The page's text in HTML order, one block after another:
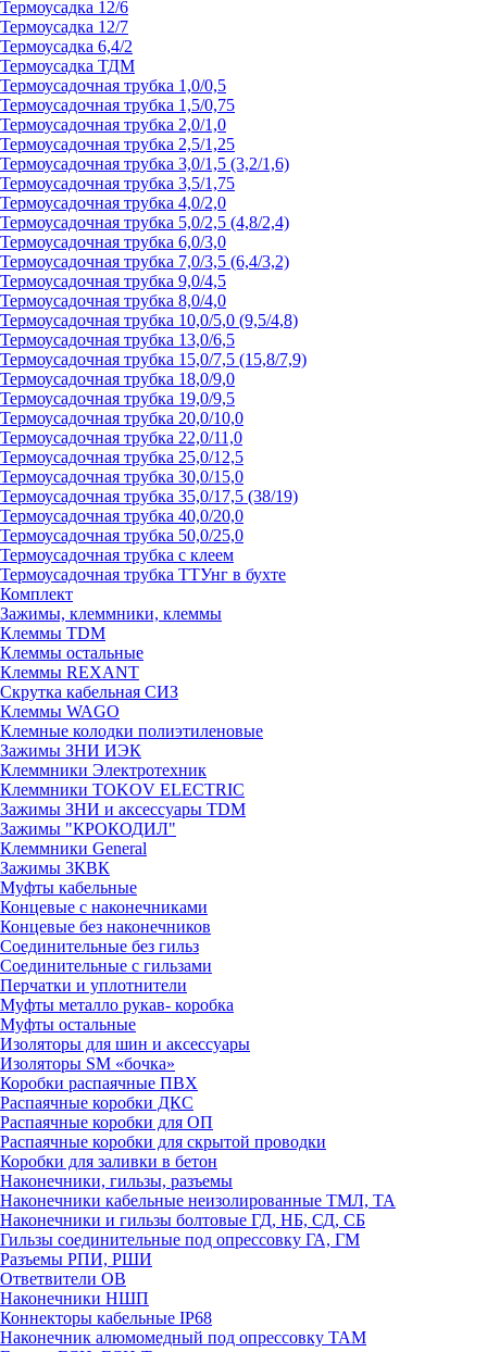
Термоусадка 12/6
Термоусадка 12/7
Термоусадка 6,4/2
Термоусадка ТДМ
Термоусадочная трубка 1,0/0,5
Термоусадочная трубка 1,5/0,75
Термоусадочная трубка 2,0/1,0
Термоусадочная трубка 2,5/1,25
Термоусадочная трубка 3,0/1,5 (3,2/1,6)
Термоусадочная трубка 3,5/1,75
Термоусадочная трубка 4,0/2,0
Термоусадочная трубка 5,0/2,5 (4,8/2,4)
Термоусадочная трубка 6,0/3,0
Термоусадочная трубка 7,0/3,5 (6,4/3,2)
Термоусадочная трубка 9,0/4,5
Термоусадочная трубка 8,0/4,0
Термоусадочная трубка 10,0/5,0 (9,5/4,8)
Термоусадочная трубка 13,0/6,5
Термоусадочная трубка 15,0/7,5 (15,8/7,9)
Термоусадочная трубка 18,0/9,0
Термоусадочная трубка 19,0/9,5
Термоусадочная трубка 20,0/10,0
Термоусадочная трубка 22,0/11,0
Термоусадочная трубка 25,0/12,5
Термоусадочная трубка 30,0/15,0
Термоусадочная трубка 35,0/17,5 (38/19)
Термоусадочная трубка 40,0/20,0
Термоусадочная трубка 50,0/25,0
Термоусадочная трубка с клеем
Термоусадочная трубка ТТУнг в бухте
Комплект
Зажимы, клеммники, клеммы
Клеммы TDM
Клеммы остальные
Клеммы REXANT
Скрутка кабельная СИЗ
Клеммы WAGO
Клемные колодки полиэтиленовые
Зажимы ЗНИ ИЭК
Клеммники Электротехник
Клеммники TOKOV ELECTRIC
Зажимы ЗНИ и аксессуары TDM
Зажимы "КРОКОДИЛ"
Клеммники General
Зажимы 3КВК
Муфты кабельные
Концевые с наконечниками
Концевые без наконечников
Соединительные без гильз
Соединительные с гильзами
Перчатки и уплотнители
Муфты металло рукав- коробка
Муфты остальные
Изоляторы для шин и аксессуары
Изоляторы SM «бочка»
Коробки распаячные ПВХ
Распаячные коробки ДКС
Распаячные коробки для ОП
Распаячные коробки для скрытой проводки
Коробки для заливки в бетон
Наконечники, гильзы, разъемы
Наконечники кабельные неизолированные ТМЛ, ТА
Наконечники и гильзы болтовые ГД, НБ, СД, СБ
Гильзы соединительные под опрессовку ГА, ГМ
Разъемы РПИ, РШИ
Ответвители ОВ
Наконечники НШП
Коннекторы кабельные IP68
Наконечник алюмомедный под опрессовку ТАМ